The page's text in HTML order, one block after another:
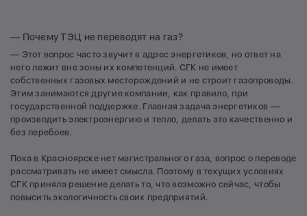
— Почему ТЭЦ не переводят на газ?
— Этот вопрос часто звучит в адрес энергетиков, но ответ на
него лежит вне зоны их компетенций. СГК не имеет
собственных газовых месторождений и не строит газопроводы.
Этим занимаются другие компании, как правило, при
государственной поддержке. Главная задача энергетиков —
производить электроэнергию и тепло, делать это качественно и
без перебоев.
Пока в Красноярске нет магистрального газа, вопрос о переводе
рассматривать не имеет смысла. Поэтому в текущих условиях
СГК приняла решение делать то, что возможно сейчас, чтобы
повысить экологичность своих предприятий.